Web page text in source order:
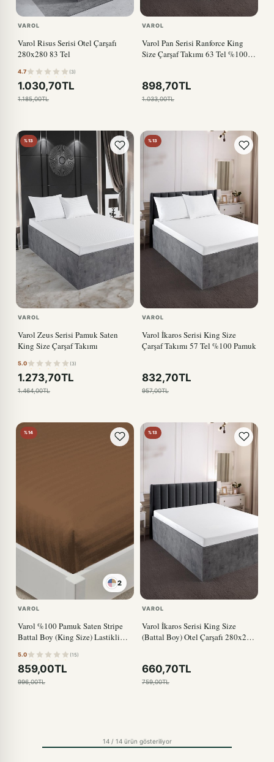
VAROL
Varol Risus Serisi Otel Çarşafı
280x280 83 Tel
4.7 (3)
1.030,70TL
1.185,00TL
VAROL
Varol Pan Serisi Ranforce King
Size Çarşaf Takımı 63 Tel %100
898,70TL
1.033,00TL
%13
VAROL
Varol Zeus Serisi Pamuk Saten
King Size Çarşaf Takımı
5.0 (3)
1.273,70TL
1.464,00TL
%13
VAROL
Varol İkaros Serisi King Size
Çarşaf Takımı 57 Tel %100 Pamuk
832,70TL
957,00TL
%14
2
VAROL
Varol %100 Pamuk Saten Stripe
Battal Boy (King Size) Lastikli
Kılıfı – 180x200 KAHVE
5.0 (15)
859,00TL
996,00TL
%13
VAROL
Varol İkaros Serisi King Size
(Battal Boy) Otel Çarşafı 280x280
660,70TL
759,00TL
14 / 14 ürün gösteriliyor